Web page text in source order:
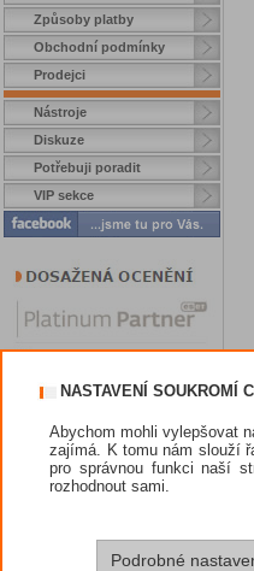
Způsoby platby
Obchodní podmínky
Prodejci
Nástroje
Diskuze
Potřebuji poradit
VIP sekce
NASTAVENÍ SOUKROMÍ
Abychom mohli vylepšovat
zajímá. K tomu nám slouží
pro správnou funkci naší
rozhodnout sami.
Podrobné